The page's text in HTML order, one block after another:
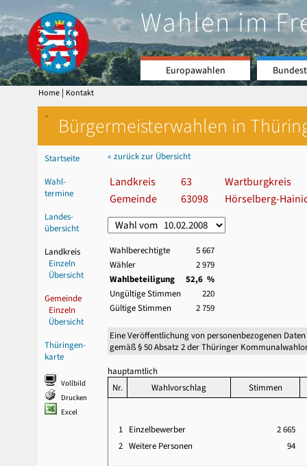
Wahlen im
Europawahlen
Home | Kontakt
` Bürgermeisterwahlen in
Startseite
Wahl-
termine
Landes-
übersicht
Landkreis
Einzeln
Übersicht
Gemeinde
Einzeln
Übersicht
Thüringen-
karte
Vollbild
Drucken
Excel
« zurück zur Übersicht
Landkreis 63
Wartburgkreis
Gemeinde
63098 Hörselberg-
Wahlberechtigte
5 667
Wähler
2 979
Wahlbeteiligung
52,6 %
Ungültige Stimmen
220
Gültige Stimmen
2 759
Eine Veröffentlichung von personenbezogenen
gemäß § 50 Absatz 2 der Thüringer
hauptamtlich
Nr.
Wahlvorschlag Stimmen
1 Einzelbewerber
2 665
2 Weitere Personen 94